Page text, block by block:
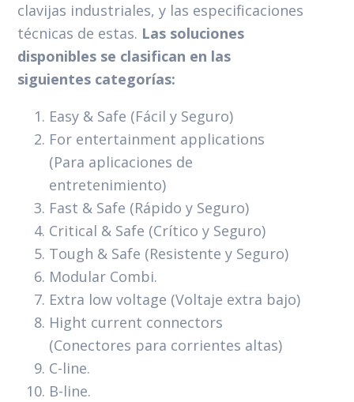
clavijas industriales, y las especificaciones
técnicas de estas. Las soluciones
disponibles se clasifican en las
siguientes categorías:
Easy & Safe (Fácil y Seguro)
For entertainment applications
(Para aplicaciones de
entretenimiento)
Fast & Safe (Rápido y Seguro)
Critical & Safe (Crítico y Seguro)
Tough & Safe (Resistente y Seguro)
Modular Combi.
Extra low voltage (Voltaje extra bajo)
Hight current connectors
(Conectores para corrientes altas)
C-line.
B-line.